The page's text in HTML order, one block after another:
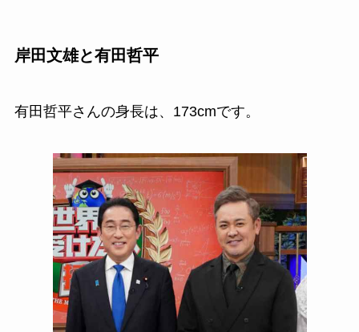
岸田文雄と有田哲平
有田哲平さんの身長は、173cmです。